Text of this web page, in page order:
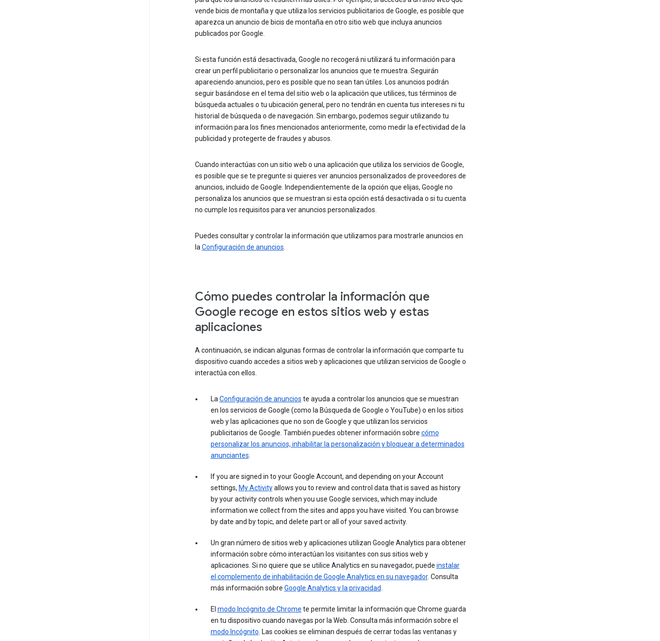
vende bicis de montaña y que utiliza los servicios publicitarios de Google, es posible que
aparezca un anuncio de bicis de montaña en otro sitio web que incluya anuncios
publicados por Google.
Si esta función está desactivada, Google no recogerá ni utilizará tu información para
crear un perfil publicitario o personalizar los anuncios que te muestra. Seguirán
apareciendo anuncios, pero es posible que no sean tan útiles. Los anuncios podrán
seguir basándose en el tema del sitio web o la aplicación que utilices, tus términos de
búsqueda actuales o tu ubicación general, pero no tendrán en cuenta tus intereses ni tu
historial de búsqueda o de navegación. Sin embargo, podemos seguir utilizando tu
información para los fines mencionados anteriormente, como medir la efectividad de la
publicidad y protegerte de fraudes y abusos.
Cuando interactúas con un sitio web o una aplicación que utiliza los servicios de Google,
es posible que se te pregunte si quieres ver anuncios personalizados de proveedores de
anuncios, incluido de Google. Independientemente de la opción que elijas, Google no
personaliza los anuncios que se muestran si esta opción está desactivada o si tu cuenta
no cumple los requisitos para ver anuncios personalizados.
Puedes consultar y controlar la información que utilizamos para mostrarle anuncios en
laConfiguración de anuncios.
Cómo puedes controlar la información que
Google recoge en estos sitios web y estas
aplicaciones
A continuación, se indican algunas formas de controlar la información que comparte tu
dispositivo cuando accedes a sitios web y aplicaciones que utilizan servicios de Google o
interactúa con ellos.
LaConfiguración de anuncios te ayuda a controlar los anuncios que se muestran
en los servicios de Google (como la Búsqueda de Google o YouTube) o en los sitios
web y las aplicaciones que no son de Google y que utilizan los servicios
publicitarios de Google. También puedes obtener información sobre cómo
personalizar los anuncios, inhabilitar la personalización y bloquear a determinados
anunciantes.
If you are signed in to your Google Account, and depending on your Account
settings, My Activityallows you to review and control data that is saved as history
by your activity controls when you use Google services, which may include
information we collect from the sites and apps you have visited. You can browse
by date and by topic, and delete part or all of your saved activity.
Un gran número de sitios web y aplicaciones utilizan Google Analytics para obtener
información sobre cómo interactúan los visitantes con sus sitios web y
aplicaciones. Si no quiere que se utilice Analytics en su navegador, puede instalar
el complemento de inhabilitación de Google Analytics en su navegador. Consulta
más información sobre Google Analytics y la privacidad.
El modo Incógnito de Chrome te permite limitar la información que Chrome guarda
en tu dispositivo cuando navegas por la Web. Consulta más información sobre el
modo Incógnito. Las cookies se eliminan después de cerrar todas las ventanas y